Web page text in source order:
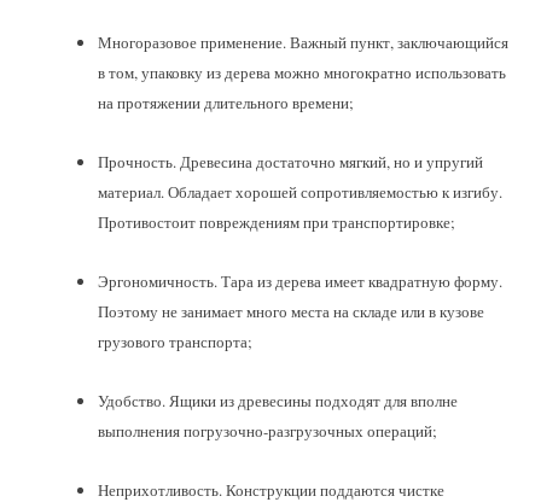
Многоразовое применение. Важный пункт, заключающийся
в том, упаковку из дерева можно многократно использовать
на протяжении длительного времени;
Прочность. Древесина достаточно мягкий, но и упругий
материал. Обладает хорошей сопротивляемостью к изгибу.
Противостоит повреждениям при транспортировке;
Эргономичность. Тара из дерева имеет квадратную форму.
Поэтому не занимает много места на складе или в кузове
грузового транспорта;
Удобство. Ящики из древесины подходят для вполне
выполнения погрузочно-разгрузочных операций;
Неприхотливость. Конструкции поддаются чистке